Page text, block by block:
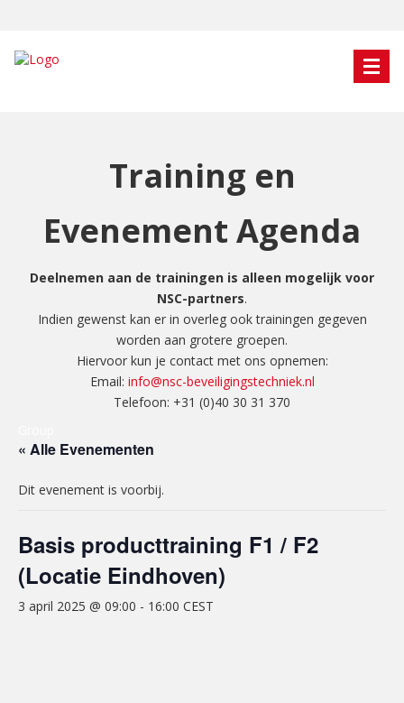
Training en
Evenement Agenda
Deelnemen aan de trainingen is alleen mogelijk voor
NSC-partners.
Indien gewenst kan er in overleg ook trainingen gegeven
worden aan grotere groepen.
Hiervoor kun je contact met ons opnemen:
Email: info@nsc-beveiligingstechniek.nl
Telefoon: +31 (0)40 30 31 370
« Alle Evenementen
Dit evenement is voorbij.
Basis producttraining F1 / F2
(Locatie Eindhoven)
3 april 2025 @ 09:00 - 16:00 CEST